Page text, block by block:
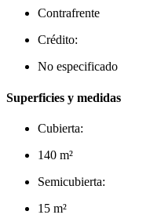
Contrafrente
Crédito:
No especificado
Superficies y medidas
Cubierta:
140 m²
Semicubierta:
15 m²